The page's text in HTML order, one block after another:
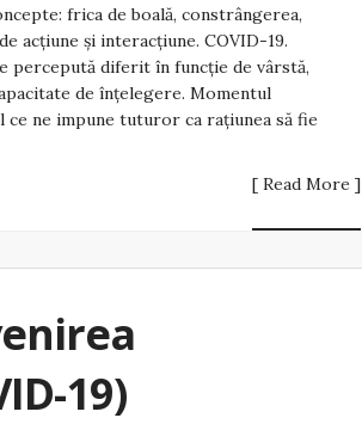
frica de boală, constrângerea,
acțiune și interacțiune. COVID-19.
percepută diferit în funcție de vârstă,
de înțelegere. Momentul
ce ne impune tuturor ca rațiunea să fie
[ Read More ]
19)